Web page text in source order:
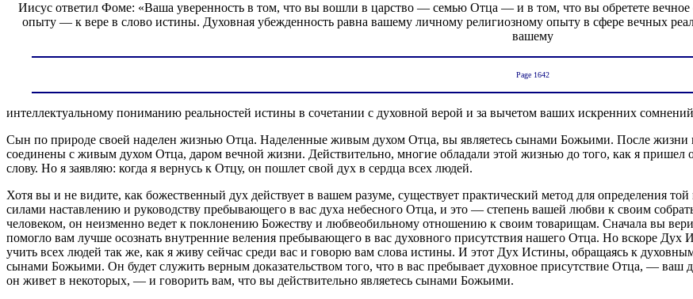
Иисус ответил Фоме: «Ваша уверенность в том, что вы вошли в царство — семью Отца — и в том, что вы обретете вечное
опыту — к вере в слово истины. Духовная убежденность равна вашему личному религиозному опыту в сфере вечных
вашему
Page 1642
интеллектуальному пониманию реальностей истины в сочетании с духовной верой и за вычетом ваших искренних
Сын по природе своей наделен жизнью Отца. Наделенные живым духом Отца, вы являетесь сынами Божьими. После жизни
соединены с живым духом Отца, даром вечной жизни. Действительно, многие обладали этой жизнью до того, как я
слову. Но я заявляю: когда я вернусь к Отцу, он пошлет свой дух в сердца всех людей.
Хотя вы и не видите, как божественный дух действует в вашем разуме, существует практический метод для определения
силами наставлению и руководству пребывающего в вас духа небесного Отца, и это — степень вашей любви к своим
человеком, он неизменно ведет к поклонению Божеству и любвеобильному отношению к своим товарищам. Сначала вы
помогло вам лучше осознать внутренние веления пребывающего в вас духовного присутствия нашего Отца. Но вскоре Дух
учить всех людей так же, как я живу сейчас среди вас и говорю вам слова истины. И этот Дух Истины, обращаясь к
сынами Божьими. Он будет служить верным доказательством того, что в вас пребывает духовное присутствие Отца, — ваш
он живет в некоторых, — и говорить вам, что вы действительно являетесь сынами Божьими.